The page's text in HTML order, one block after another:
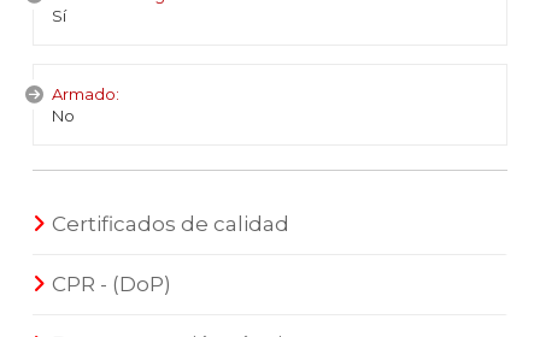
Sí
Armado:
No
Certificados de calidad
CPR - (DoP)